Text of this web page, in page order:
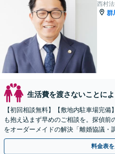
西村
群
生活費を渡さないことに
【初回相談無料】【敷地内駐車場完
も抱え込まず早めのご相談を。探偵前
をオーダーメイドの解決「離婚協議・
料請求／認知など」【夜間相談可】【
料金表